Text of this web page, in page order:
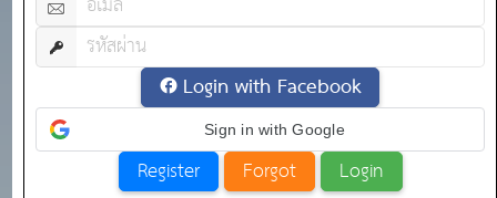
Login with Facebook
Sign in with Google